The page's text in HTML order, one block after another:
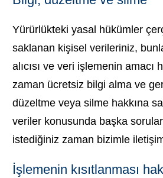
Yürürlükteki yasal hükümler
saklanan kişisel verileriniz,
alıcısı ve veri işlemenin amacı
zaman ücretsiz bilgi alma ve
düzeltme veya silme hakkına
veriler konusunda başka
istediğiniz zaman bizimle
İşlemenin kısıtlanması